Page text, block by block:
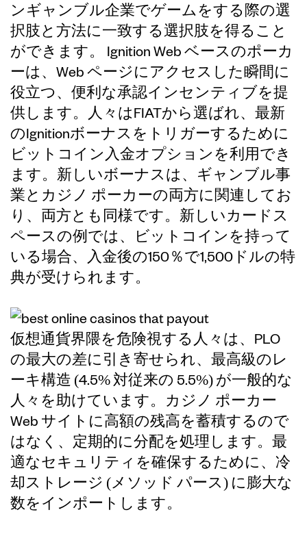
ンギャンブル企業でゲームをする際の選
択肢と方法に一致する選択肢を得ること
ができます。 Ignition Web ベースのポーカ
ーは、Web ページにアクセスした瞬間に
役立つ、便利な承認インセンティブを提
供します。人々はFIATから選ばれ、最新
のIgnitionボーナスをトリガーするために
ビットコイン入金オプションを利用でき
ます。新しいボーナスは、ギャンブル事
業とカジノ ポーカーの両方に関連してお
り、両方とも同様です。新しいカードス
ペースの例では、ビットコインを持って
いる場合、入金後の150％で1,500ドルの特
典が受けられます。
仮想通貨界隈を危険視する人々は、PLO
の最大の差に引き寄せられ、最高級のレ
ーキ構造 (4.5% 対従来の 5.5%) が一般的な
人々を助けています。カジノ ポーカー
Web サイトに高額の残高を蓄積するので
はなく、定期的に分配を処理します。最
適なセキュリティを確保するために、冷
却ストレージ (メソッド パース) に膨大な
数をインポートします。